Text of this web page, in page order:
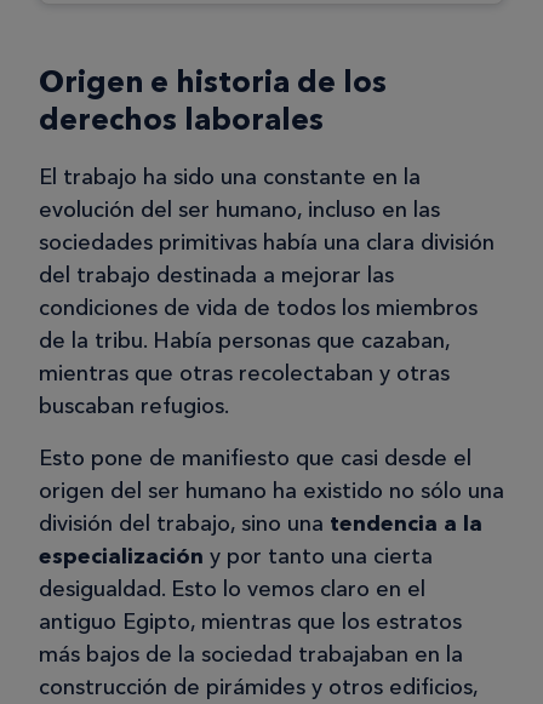
Origen e historia de los
derechos laborales
El trabajo ha sido una constante en la
evolución del ser humano, incluso en las
sociedades primitivas había una clara división
del trabajo destinada a mejorar las
condiciones de vida de todos los miembros
de la tribu. Había personas que cazaban,
mientras que otras recolectaban y otras
buscaban refugios.
Esto pone de manifiesto que casi desde el
origen del ser humano ha existido no sólo una
división del trabajo, sino una tendencia a la
especialización y por tanto una cierta
desigualdad. Esto lo vemos claro en el
antiguo Egipto, mientras que los estratos
más bajos de la sociedad trabajaban en la
construcción de pirámides y otros edificios,